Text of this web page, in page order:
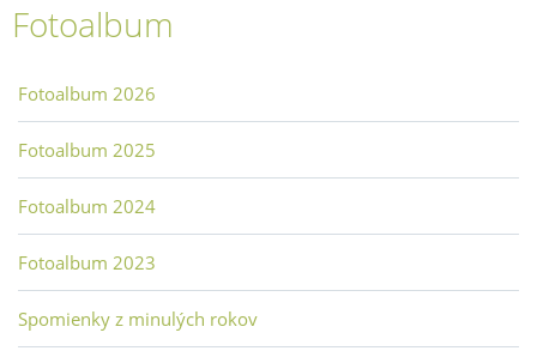
Fotoalbum
Fotoalbum 2026
Fotoalbum 2025
Fotoalbum 2024
Fotoalbum 2023
Spomienky z minulých rokov